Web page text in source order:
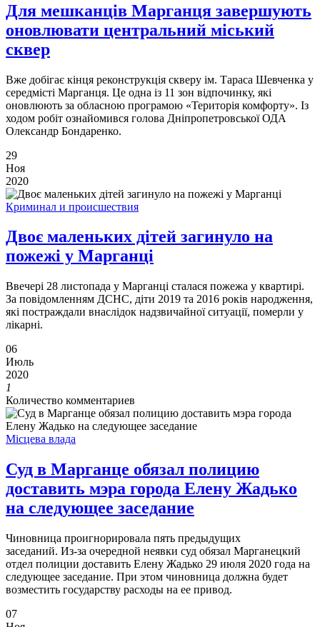
Для мешканців Марганця завершують
оновлювати центральний міський
сквер
Вже добігає кінця реконструкція скверу ім. Тараса Шевченка у
середмісті Марганця. Це одна із 11 зон відпочинку, які
оновлюють за обласною програмою «Територія комфорту». Із
ходом робіт ознайомився голова Дніпропетровської ОДА
Олександр Бондаренко.
29
Ноя
2020
Криминал и происшествия
Двоє маленьких дітей загинуло на
пожежі у Марганці
Ввечері 28 листопада у Марганці сталася пожежа у квартирі.
За повідомленням ДСНС, діти 2019 та 2016 років народження,
які постраждали внаслідок надзвичайної ситуації, померли у
лікарні.
06
Июль
2020
1
Количество комментариев
Місцева влада
Суд в Марганце обязал полицию
доставить мэра города Елену Жадько
на следующее заседание
Чиновница проигнорировала пять предыдущих
заседаний. Из-за очередной неявки суд обязал Марганецкий
отдел полиции доставить Елену Жадько 29 июля 2020 года на
следующее заседание. При этом чиновница должна будет
возместить государству расходы на ее привод.
07